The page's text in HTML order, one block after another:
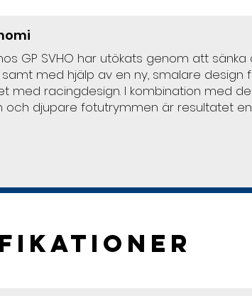
GP SVHO har utökats genom att sänka
med hjälp av en ny, smalare design
med racingdesign. I kombination med
och djupare fotutrymmen är resultatet